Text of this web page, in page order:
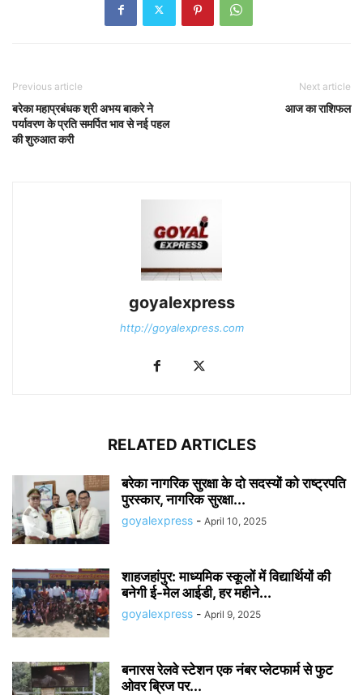
Previous article
बरेका महाप्रबंधक श्री अभय बाकरे ने
पर्यावरण के प्रति समर्पित भाव से नई पहल
की शुरुआत करी
Next article
आज का राशिफल
goyalexpress
http://goyalexpress.com
RELATED ARTICLES
बरेका नागरिक सुरक्षा के दो सदस्यों को राष्ट्रपति
पुरस्कार, नागरिक सुरक्षा...
goyalexpress - April 10, 2025
शाहजहांपुर: माध्यमिक स्कूलाें में विद्यार्थियों की
बनेगी ई-मेल आईडी, हर महीने...
goyalexpress - April 9, 2025
बनारस रेलवे स्टेशन एक नंबर प्लेटफार्म से फुट
ओवर ब्रिज पर...